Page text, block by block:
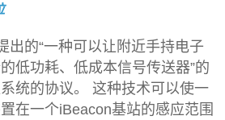
出的“一种可以让附近手持电子
低功耗、低成本信号传送器”的
统的协议。 这种技术可以使一
在一个iBeacon基站的感应范围